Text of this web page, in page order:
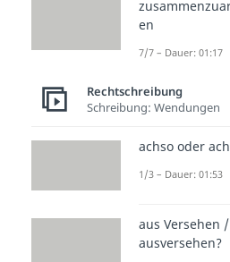
en
7/7 – Dauer: 01:17
Rechtschreibung
Schreibung: Wendungen
achso oder
1/3 – Dauer: 01:53
aus Versehen /
ausversehen?